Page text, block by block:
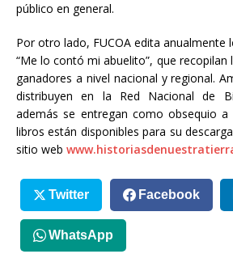
público en general.
Por otro lado, FUCOA edita anualmente
“Me lo contó mi abuelito”, que
ganadores a nivel nacional y regional.
distribuyen en la Red Nacional de
además se entregan como obsequio a
libros están disponibles para su
sitio web
Twitter Facebook
WhatsApp